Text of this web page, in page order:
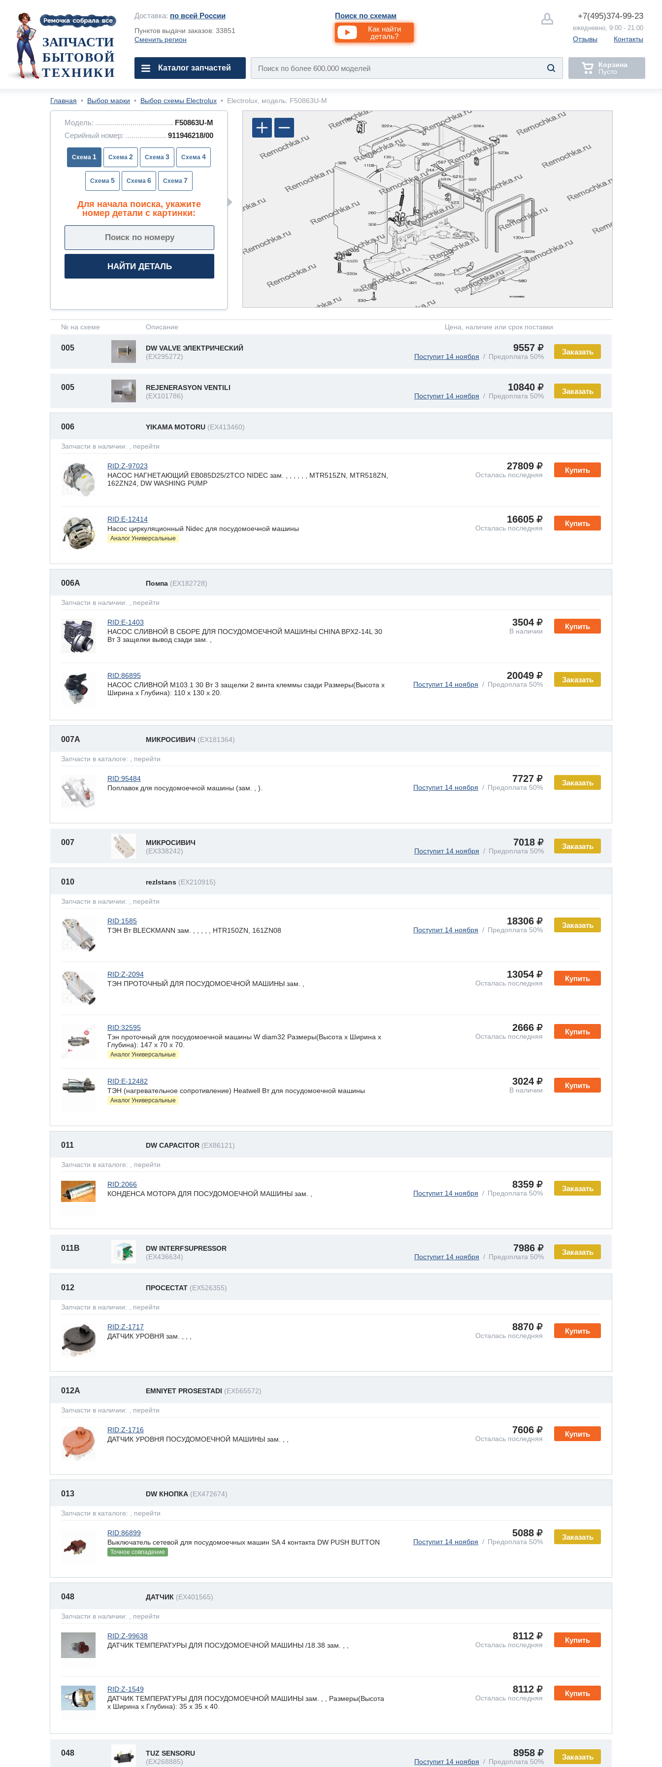
Доставка: по всей России
Пунктов выдачи заказов: 33851
Сменить регион
Поиск по схемам
Как найти
деталь?
+7(495)374-99-23
ежедневно, 9:00 - 21:00
Отзывы Контакты
ЗАПЧАСТИ
БЫТОВОЙ
ТЕХНИКИ
Каталог запчастей
Корзина
Пусто
Главная • Выбор марки • Выбор схемы Electrolux • Electrolux, модель: F50863U-M
Модель:
F50863U-M
Серийный номер:
911946218/00
1 2 3 4
5 6 7
Для начала поиска, укажите
номер детали с картинки:
№ на схеме Описание Цена, наличие или срок поставки
Заказать
005
DW VALVE ЭЛЕКТРИЧЕСКИЙ
(EX295272)
9557
Поступит 14 ноября Предоплата 50%
Заказать
005
REJENERASYON VENTILI
(EX101786)
10840
Поступит 14 ноября Предоплата 50%
006 YIKAMA MOTORU (EX413460)
Запчасти в наличии: , перейти
Купить
RID:Z-97023
НАСОС НАГНЕТАЮЩИЙ EB085D25/2TCO NIDEC зам. , , , , , , MTR515ZN, MTR518ZN,
162ZN24, DW WASHING PUMP
27809
Осталась последняя
Купить
RID:E-12414
Насос циркуляционный Nidec для посудомоечной машины
Аналог Универсальные
16605
Осталась последняя
006A Помпа (EX182728)
Запчасти в наличии: , перейти
Купить
RID:E-1403
НАСОС СЛИВНОЙ В СБОРЕ ДЛЯ ПОСУДОМОЕЧНОЙ МАШИНЫ CHINA BPX2-14L 30
Вт 3 защелки вывод сзади зам. ,
3504
В наличии
Заказать
RID:86895
НАСОС СЛИВНОЙ М103.1 30 Вт 3 защелки 2 винта клеммы сзади Размеры(Высота х
Ширина х Глубина): 110 x 130 х 20.
20049
Поступит 14 ноября Предоплата 50%
007A МИКРОСИВИЧ (EX181364)
Запчасти в каталоге: , перейти
Заказать
RID:95484
Поплавок для посудомоечной машины (зам. , ).
7727
Поступит 14 ноября Предоплата 50%
Заказать
007
МИКРОСИВИЧ
(EX338242)
7018
Поступит 14 ноября Предоплата 50%
010 rezIstans (EX210915)
Запчасти в наличии: , перейти
Заказать
RID:1585
ТЭН Вт BLECKMANN зам. , , , , , HTR150ZN, 161ZN08
18306
Поступит 14 ноября Предоплата 50%
Купить
RID:Z-2094
ТЭН ПРОТОЧНЫЙ ДЛЯ ПОСУДОМОЕЧНОЙ МАШИНЫ зам. ,
13054
Осталась последняя
Купить
RID:32595
Тэн проточный для посудомоечной машины W diam32 Размеры(Высота х Ширина х
Глубина): 147 x 70 х 70.
Аналог Универсальные
2666
Осталась последняя
Купить
RID:E-12482
ТЭН (нагревательное сопротивление) Heatwell Вт для посудомоечной машины
Аналог Универсальные
3024
В наличии
011 DW CAPACITOR (EX86121)
Запчасти в каталоге: , перейти
Заказать
RID:2066
КОНДЕНСА МОТОРА ДЛЯ ПОСУДОМОЕЧНОЙ МАШИНЫ зам. ,
8359
Поступит 14 ноября Предоплата 50%
Заказать
011B
DW INTERFSUPRESSOR
(EX436634)
7986
Поступит 14 ноября Предоплата 50%
012 ПРОСЕСТАТ (EX526355)
Запчасти в наличии: , перейти
Купить
RID:Z-1717
ДАТЧИК УРОВНЯ зам. , , ,
8870
Осталась последняя
012A EMNIYET PROSESTADI (EX565572)
Запчасти в наличии: , перейти
Купить
RID:Z-1716
ДАТЧИК УРОВНЯ ПОСУДОМОЕЧНОЙ МАШИНЫ зам. , ,
7606
Осталась последняя
013 DW КНОПКА (EX472674)
Запчасти в каталоге: , перейти
Заказать
RID:86899
Выключатель сетевой для посудомоечных машин SA 4 контакта DW PUSH BUTTON
Точное совпадение
5088
Поступит 14 ноября Предоплата 50%
048 ДАТЧИК (EX401565)
Запчасти в наличии: , перейти
Купить
RID:Z-99638
ДАТЧИК ТЕМПЕРАТУРЫ ДЛЯ ПОСУДОМОЕЧНОЙ МАШИНЫ /18.38 зам. , ,
8112
Осталась последняя
Купить
RID:Z-1549
ДАТЧИК ТЕМПЕРАТУРЫ ДЛЯ ПОСУДОМОЕЧНОЙ МАШИНЫ зам. , , Размеры(Высота
х Ширина х Глубина): 35 x 35 х 40.
8112
Осталась последняя
Заказать
048
TUZ SENSORU
(EX268885)
8958
Поступит 14 ноября Предоплата 50%